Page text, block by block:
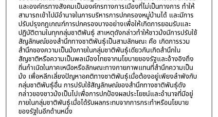
และองค์กรทางสังคมเป็นองค์กรทางการเมืองที่ไม่เป็นทางการ ทำให้
สามารถเข้าไปมีอำนาจในการบริหารการปกครองหมู่บ้านได้ และมีการ
ปรับปรุงกฎเกณฑ์การปกครองบางอย่างเพื่อให้เกิดการยอมรับและ
ปฏิบัติตามในทุกกลุ่มชาติพันธุ์ สาเหตุดังกล่าวทำให้ชาวม้งมีการปรับใช้
สัญลักษณ์ของสำนึกทางชาติพันธุ์เป็นสามลักษณะ คือ เกิดการรวม
สำนึกของความเป็นม้งภายในกลุ่มชาติพันธุ์เดียวกันเกิดสำนึกใน
สัญชาติหรือความเป็นพลเมืองไทยจากนโยบายของรัฐและอ้างอิงถึง
ถิ่นกำเนิดในภาคเหนือหรือลักษณะทางกายภาพแทนที่สำนึกความเป็น
ม้ง เพื่อหลีกเลี่ยงปัญหาอคติทางชาติพันธุ์เมื่อต้องอยู่เพียงลำพังกับ
กลุ่มชาติพันธุ์อื่น การปรับใช้สัญลักษณ์ของสำนึกทางชาติพันธุ์ดัง
กล่าวของชาวม้งเป็นไปเพื่อการปกป้องผลประโยชน์และอำนาจที่มีอยู่
ภายในกลุ่มชาติพันธุ์เมื่อได้รับผลกระทบจากการกระทำหรือนโยบาย
ของรัฐในอีกด้านหนึ่ง